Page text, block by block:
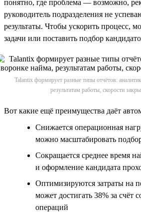
понятно, где проблема — возможно,
руководитель подразделения не
результаты. Чтобы ускорить процесс,
задачи или поставить подбор
Talantix формирует разные типы отчётов:
результатам работы, скорости
Вот какие ещё преимущества даёт
Снижается операционная
можно масштабировать
Сокращается среднее время
и оформление кандидата
Оптимизируются затраты на
может достигать 38% за счёт
операций